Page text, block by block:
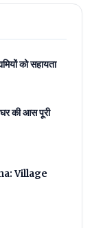
को सहायता
की आस पूरी
Village